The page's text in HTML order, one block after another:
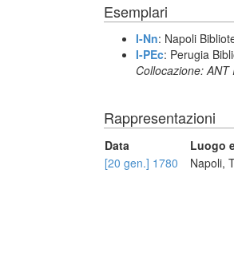
Esemplari
I-Nn: Napoli
I-PEc: Perugia
Collocazione:
Rappresentazioni
Data Luogo
[20 gen.] 1780
Napoli,